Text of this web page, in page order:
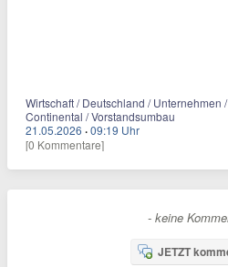
Wirtschaft / Deutschland / Unternehmen
Continental / Vorstandsumbau
21.05.2026 ·09:19 Uhr
[0 Kommentare]
- keine
JETZT